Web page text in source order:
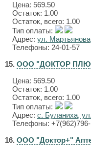
Цена: 569.50
Остаток: 1.00
Остаток, всего: 1.00
Тип оплаты:
Адрес: ул.
Телефоны: 24-01-57
15. ООО "ДОКТОР
Цена: 569.50
Остаток: 1.00
Остаток, всего: 1.00
Тип оплаты:
Адрес: с. Буланиха,
Телефоны:
16. ООО "Доктор+"